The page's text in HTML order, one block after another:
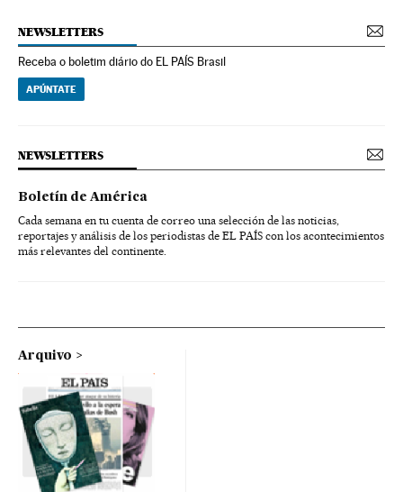
NEWSLETTERS
Receba o boletim diário do EL PAÍS Brasil
APÚNTATE
NEWSLETTERS
Boletín de América
Cada semana en tu cuenta de correo una selección de las noticias,
reportajes y análisis de los periodistas de EL PAÍS con los acontecimientos
más relevantes del continente.
Arquivo